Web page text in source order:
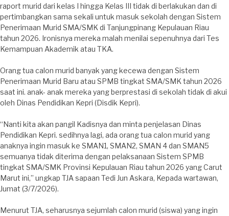
raport murid dari kelas I hingga Kelas III tidak di berlakukan dan di
pertimbangkan sama sekali untuk masuk sekolah dengan Sistem
Penerimaan Murid SMA/SMK di Tanjungpinang Kepulauan Riau
tahun 2026. Ironisnya mereka malah menilai sepenuhnya dari Tes
Kemampuan Akademik atau TKA.
Orang tua calon murid banyak yang kecewa dengan Sistem
Penerimaan Murid Baru atau SPMB tingkat SMA/SMK tahun 2026
saat ini. anak- anak mereka yang berprestasi di sekolah tidak di akui
oleh Dinas Pendidikan Kepri (Disdik Kepri).
“Nanti kita akan pangil Kadisnya dan minta penjelasan Dinas
Pendidikan Kepri. sedihnya lagi, ada orang tua calon murid yang
anaknya ingin masuk ke SMAN1, SMAN2, SMAN 4 dan SMAN5
semuanya tidak diterima dengan pelaksanaan Sistem SPMB
tingkat SMA/SMK Provinsi Kepulauan Riau tahun 2026 yang Carut
Marut ini,” ungkap TJA sapaan Tedi Jun Askara, Kepada wartawan,
Jumat (3/7/2026).
Menurut TJA, seharusnya sejumlah calon murid (siswa) yang ingin